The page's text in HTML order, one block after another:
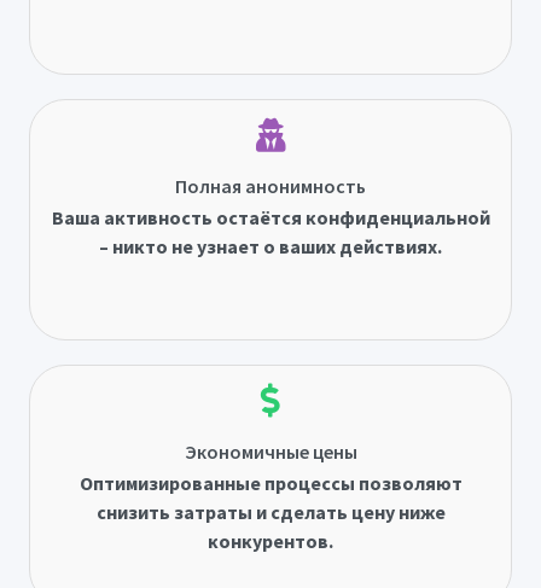
Полная анонимность
Ваша активность остаётся конфиденциальной
– никто не узнает о ваших действиях.
Экономичные цены
Оптимизированные процессы позволяют
снизить затраты и сделать цену ниже
конкурентов.